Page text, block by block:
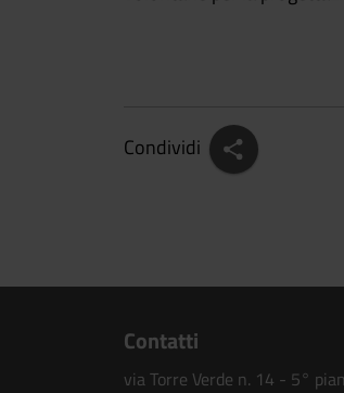
Condividi
Contatti
via Torre Verde n. 14 - 5°